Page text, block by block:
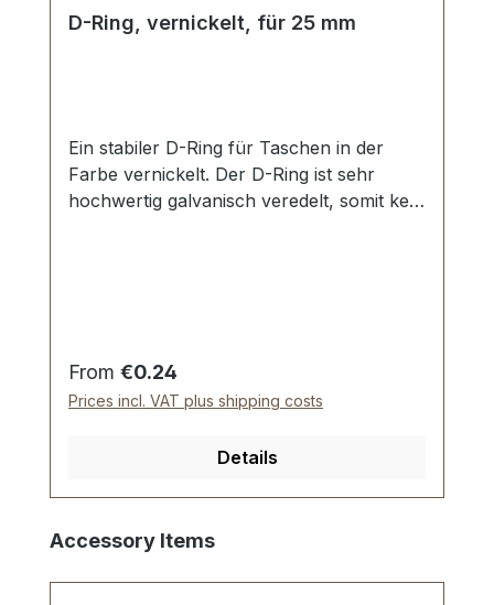
D-Ring, vernickelt, für 25 mm
Ein stabiler D-Ring für Taschen in der
Farbe vernickelt. Der D-Ring ist sehr
hochwertig galvanisch veredelt, somit kein
Regular price:
From €0.24
Prices incl. VAT plus shipping costs
Details
Skip product gallery
Accessory Items